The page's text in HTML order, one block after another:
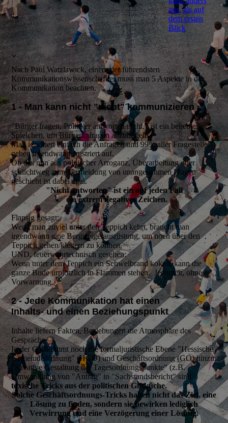
aus, als auf
dem ersten
Blick
Nach Paul Watzlawick, einem der führendsten
Kommunikationswissenschaftler muss man 5 Aspekte in der
Kommunikation beachten.
1 - Man kann nicht "nicht" kommunizieren
"Bürger fragen, Politiker antworten nicht." ist ein beliebtes
Spielchen, um Bürgeranfragen abzubügeln.
Man ignoriert einfach die Anfragen und 99% aller Fragesteller
geben irgendwann frustriert auf.
Ob das nun aus politischer Arroganz, Überarbeitung oder
schlichtweg zum Vermeidung von unangenehmen Fragen
geschieht ist dabei egal.
"Nicht antworten" ist ein auf jeden Fall
ein extrem negatives Zeichen.
Flapsig gesagt:
Wenn man zuviel unter den Teppich kehrt, braucht man
irgendwann eine Bergsteigerausrüstung, um noch über den
Teppich gehen/klettern zu können.
UND, feuerwehrtechnisch gesehen:
Wenn unter dem Teppich ein Schwelbrand kokelt, kann die
ganze Bude urplötzlich in Flammen stehen. Jederzeit, ohne
Vorwarnung.
2 - Jede Kommunikation hat einen
Inhalts- und einen Beziehungspunkt
Inhalte liefern Fakten, Beziehungen die Atmosphäre des
Gesprächs.
In der GV kommt noch die formaljuristische Ebene "Hessische
Gemeindeordnung" (HGO) und Geschäftsordnung (GO) hinzu.
"Kreative Gestaltung der Tagesordnungspunkte" (z.B.
Umwandlung von "Antrag" in "Sachstandsbericht" sind
toxische Tricks aus der politischen Giftküche.
Solche Geschäftsordnungs-Tricks haben nicht das Ziel, eine
Lösung zu finden, sondern sie bewirken lediglich
Verwirrung und eine Verzögerung einer Lösung.